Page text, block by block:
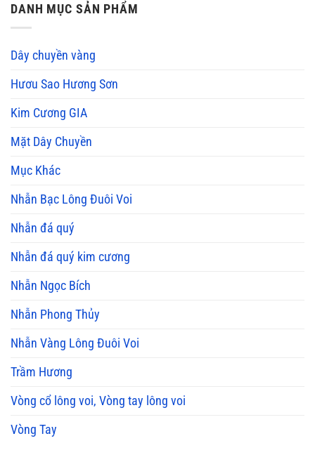
DANH MỤC SẢN PHẨM
Dây chuyền vàng
Hươu Sao Hương Sơn
Kim Cương GIA
Mặt Dây Chuyền
Mục Khác
Nhẫn Bạc Lông Đuôi Voi
Nhẫn đá quý
Nhẫn đá quý kim cương
Nhẫn Ngọc Bích
Nhẫn Phong Thủy
Nhẫn Vàng Lông Đuôi Voi
Trầm Hương
Vòng cổ lông voi, Vòng tay lông voi
Vòng Tay